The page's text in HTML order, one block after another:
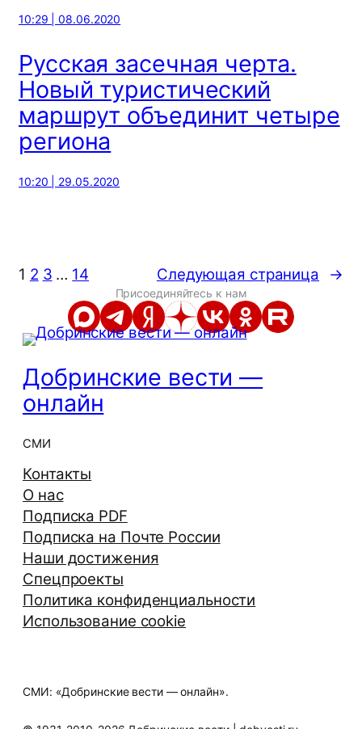
10:29 | 08.06.2020
Русская засечная черта.
Новый туристический
маршрут объединит четыре
региона
10:20 | 29.05.2020
1 2 3 … 14 Следующая страница →
Присоединяйтесь к нам
Добринские вести —
онлайн
СМИ
Контакты
О нас
Подписка PDF
Подписка на Почте России
Наши достижения
Спецпроекты
Политика конфиденциальности
Использование cookie
СМИ: «Добринские вести — онлайн».